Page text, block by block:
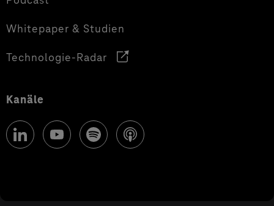
Whitepaper & Studien
Technologie-Radar
Kanäle